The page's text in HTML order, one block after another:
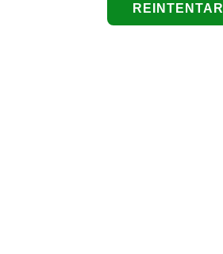
REINTENTAR